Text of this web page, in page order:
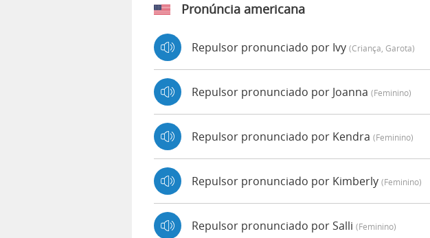
Pronúncia americana
Repulsor pronunciado por Ivy (criança, Garota)
Repulsor pronunciado por Joanna (feminino)
Repulsor pronunciado por Kendra (feminino)
Repulsor pronunciado por Kimberly (feminino)
Repulsor pronunciado por Salli (feminino)